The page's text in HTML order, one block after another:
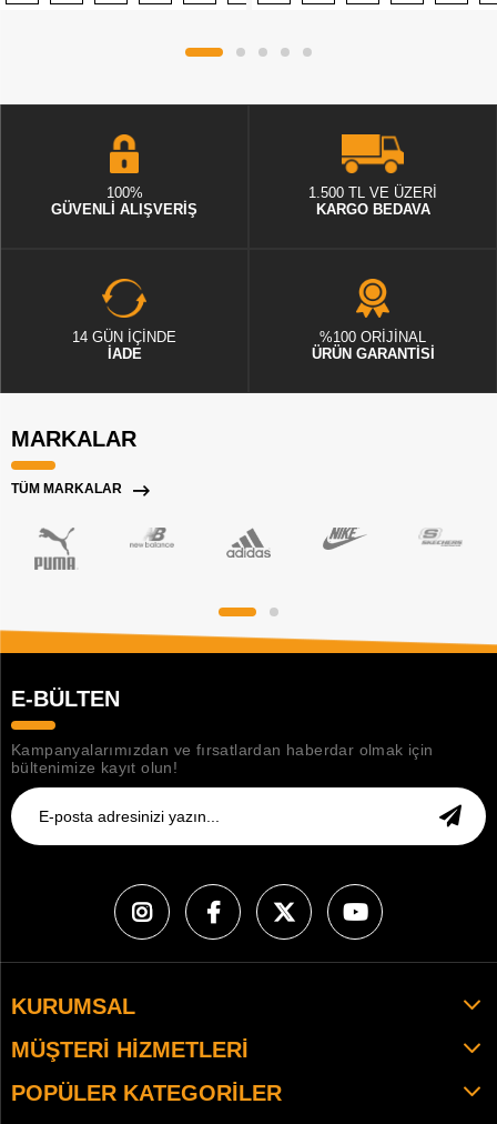
100%
GÜVENLİ ALIŞVERİŞ
1.500 TL VE ÜZERİ
KARGO BEDAVA
14 GÜN İÇİNDE
İADE
%100 ORİJİNAL
ÜRÜN GARANTİSİ
MARKALAR
TÜM MARKALAR
E-BÜLTEN
Kampanyalarımızdan ve fırsatlardan haberdar olmak için
bültenimize kayıt olun!
KURUMSAL
MÜŞTERI HIZMETLERI
POPÜLER KATEGORILER